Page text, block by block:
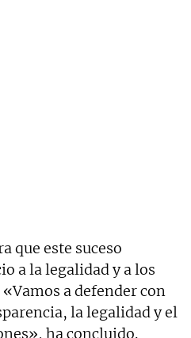
que este suceso
a la legalidad y a los
«Vamos a defender con
la legalidad y el
ha concluido.